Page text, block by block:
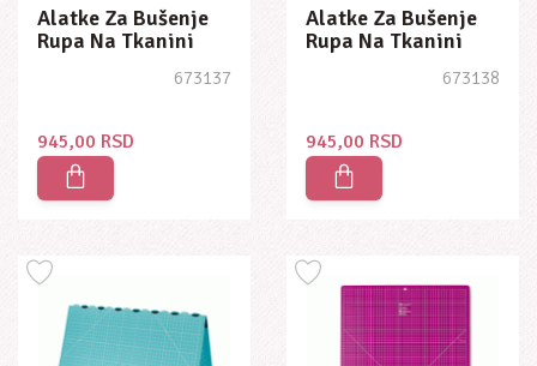
Alatke Za Bušenje
Rupa Na Tkanini
673137
945,00 RSD
Alatke Za Bušenje
Rupa Na Tkanini
673138
945,00 RSD